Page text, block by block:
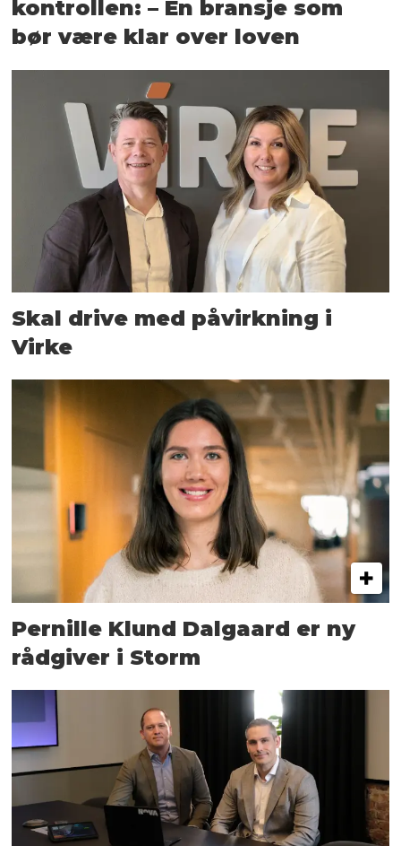
kontrollen: – En bransje som
bør være klar over loven
Skal drive med påvirkning i
Virke
Pernille Klund Dalgaard er ny
rådgiver i Storm